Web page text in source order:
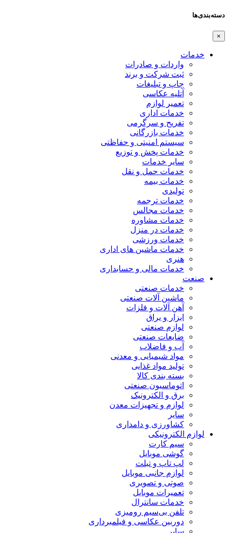
دسته‌بندی‌ها
×
خدمات
واردات و صادرات
ثبت شرکت و برند
چاپ و تبلیغات
آتلیه عکاسی
تعمیر لوازم
خدمات اداری
تفریح و سرگرمی
خدمات بازرگانی
سیستم امنیتی و حفاظتی
خدمات پخش و توزیع
سایر خدمات
خدمات حمل و نقل
خدمات بیمه
تولیدی
خدمات ترجمه
خدمات مجالس
خدمات مشاوره
خدمات در منزل
خدمات ورزشی
خدمات ماشین های اداری
هنری
خدمات مالی و حسابداری
صنعت
خدمات صنعتی
ماشین آلات صنعتی
آهن آلات و فلزات
ابزار و یراق
لوازم صنعتی
ضایعات صنعتی
آب و فاضلاب
مواد شیمیایی و معدنی
تولید مواد غذایی
بسته بندی کالا
اتوماسیون صنعتی
برق و الکترونیک
لوازم و تجهیزات معدن
سایر
کشاورزی و دامداری
لوازم الکترونیکی
سیم کارت
گوشی موبایل
لپ تاپ و تبلت
لوازم جانبی موبایل
صوتی و تصویری
تعمیرات موبایل
خدمات سانترال
تلفن بی‌سیم رومیزی
دوربین عکاسی و فیلمبرداری